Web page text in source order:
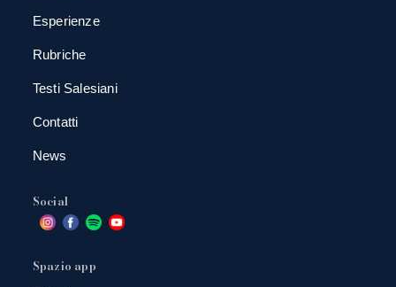
Esperienze
Rubriche
Testi Salesiani
Contatti
News
Social
Spazio app